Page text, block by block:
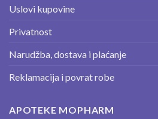
Uslovi kupovine
Privatnost
Narudžba, dostava i plaćanje
Reklamacija i povrat robe
APOTEKE MOPHARM